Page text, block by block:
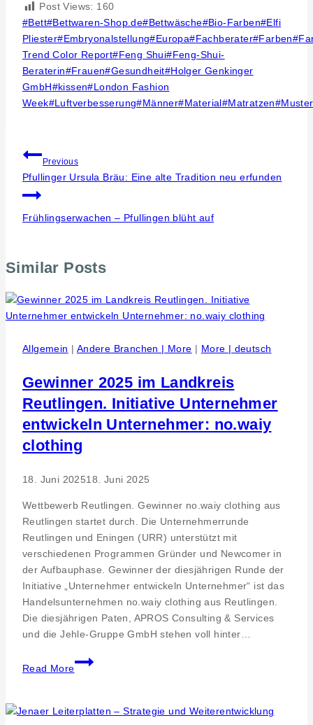
Post Views: 160
Post
Tags:
#Bett#Bettwaren-Shop.de#Bettwäsche#Bio-Farben#Elfi
Pliester#Embryonalstellung#Europa#Fachberater#Farben#
Trend Color Report#Feng Shui#Feng-Shui-
Beraterin#Frauen#Gesundheit#Holger Genkinger
GmbH#kissen#London Fashion
Week#Luftverbesserung#Männer#Material#Matratzen#Muster
Beitragsnavigation
Previous
Pfullinger Ursula Bräu: Eine alte Tradition neu erfunden
Frühlingserwachen – Pfullingen blüht auf
Similar Posts
Allgemein | Andere Branchen | More | More | deutsch
Gewinner 2025 im Landkreis
Reutlingen. Initiative Unternehmer
entwickeln Unternehmer: no.waiy
clothing
18. Juni 202518. Juni 2025
Wettbewerb Reutlingen. Gewinner no.waiy clothing aus
Reutlingen startet durch. Die Unternehmerrunde
Reutlingen und Eningen (URR) unterstützt mit
verschiedenen Programmen Gründer und Newcomer in
der Aufbauphase. Gewinner der diesjährigen Runde der
Initiative „Unternehmer entwickeln Unternehmer“ ist das
Handelsunternehmen no.waiy clothing aus Reutlingen.
Die diesjährigen Paten, APROS Consulting & Services
und die Jehle-Gruppe GmbH stehen voll hinter…
Read More
Gewinner
2025
Landkreis